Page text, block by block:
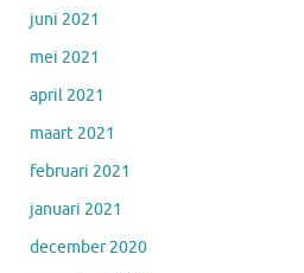
juni 2021
mei 2021
april 2021
maart 2021
februari 2021
januari 2021
december 2020